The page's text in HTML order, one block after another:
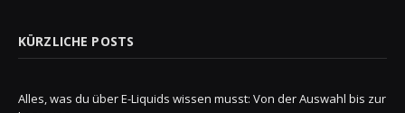
KÜRZLICHE POSTS
Alles, was du über E-Liquids wissen musst: Von der Auswahl bis zur